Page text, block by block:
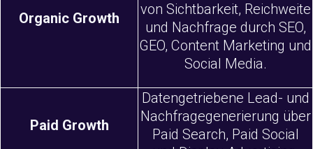
Organic Growth
von Sichtbarkeit, Reichweite
und Nachfrage durch SEO,
GEO, Content Marketing und
Social Media.
Paid Growth
Datengetriebene Lead- und
Nachfragegenerierung über
Paid Search, Paid Social